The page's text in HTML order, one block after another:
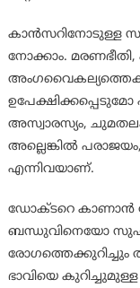
കാന്‍സറിനോടുള്ള
നോക്കാം. മരണഭീതി,
അസ്വാരസ്യം,
അല്ലെങ്കില്‍
എന്നിവയാണ്.
ഡോക്ടറെ
ബന്ധുവിനെയോ
രോഗത്തെക്കുറിച്ചും
ഭാവിയെ